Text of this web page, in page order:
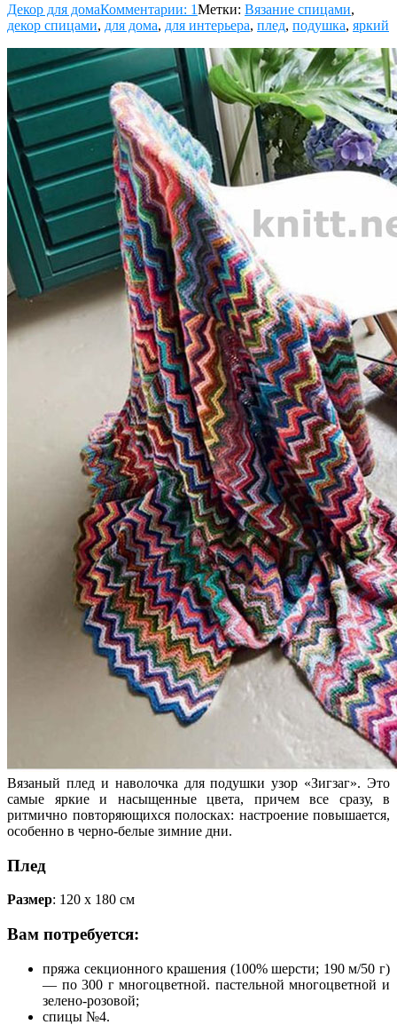
Декор для домаКомментарии: 1Метки: Вязание спицами,
декор спицами, для дома, для интерьера, плед, подушка, яркий
Вязаный плед и наволочка для подушки узор «Зигзаг». Это
самые яркие и насыщенные цвета, причем все сразу, в
ритмично повторяющихся полосках: настроение повышается,
особенно в черно-белые зимние дни.
Плед
Размер: 120 х 180 см
Вам потребуется:
пряжа секционного крашения (100% шерсти; 190 м/50 г)
— по 300 г многоцветной. пастельной многоцветной и
зелено-розовой;
спицы №4.